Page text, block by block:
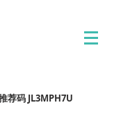
荐码 JL3MPH7U